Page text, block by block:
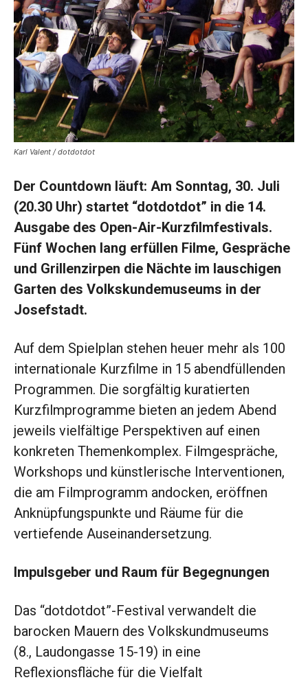
Karl Valent / dotdotdot
Der Countdown läuft: Am Sonntag, 30. Juli
(20.30 Uhr) startet “dotdotdot” in die 14.
Ausgabe des Open-Air-Kurzfilmfestivals.
Fünf Wochen lang erfüllen Filme, Gespräche
und Grillenzirpen die Nächte im lauschigen
Garten des Volkskundemuseums in der
Josefstadt.
Auf dem Spielplan stehen heuer mehr als 100
internationale Kurzfilme in 15 abendfüllenden
Programmen. Die sorgfältig kuratierten
Kurzfilmprogramme bieten an jedem Abend
jeweils vielfältige Perspektiven auf einen
konkreten Themenkomplex. Filmgespräche,
Workshops und künstlerische Interventionen,
die am Filmprogramm andocken, eröffnen
Anknüpfungspunkte und Räume für die
vertiefende Auseinandersetzung.
Impulsgeber und Raum für Begegnungen
Das “dotdotdot”-Festival verwandelt die
barocken Mauern des Volkskundmuseums
(8., Laudongasse 15-19) in eine
Reflexionsfläche für die Vielfalt